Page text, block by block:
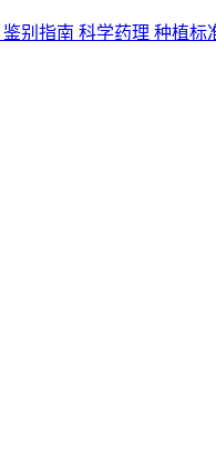
鉴别指南 科学药理 种植标